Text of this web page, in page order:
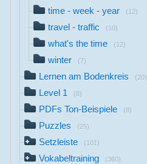
time - week - year (12)
travel - traffic (10)
what's the time (12)
winter (7)
Lernen am Bodenkreis (20)
Level 1 (8)
PDFs Ton-Beispiele (8)
Puzzles (25)
Setzleiste (101)
Vokabeltraining (360)